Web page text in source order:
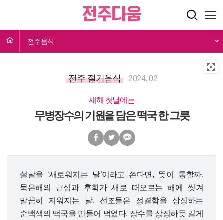
전주음식
전주 절기음식 2024. 02
새해 첫날에는
무병장수의 기원을 담은 떡국 한 그릇
설날을 ‘새로워지는 날’이라고 쓴다면, 뜻이 통할까.
묵은해의 근심과 후회가 새로 떠오르는 해에 씻겨
말끔히 지워지는 날, 선조들은 정결함을 상징하는
순백색의 떡국을 만들어 먹었다. 장수를 상징하듯 길게